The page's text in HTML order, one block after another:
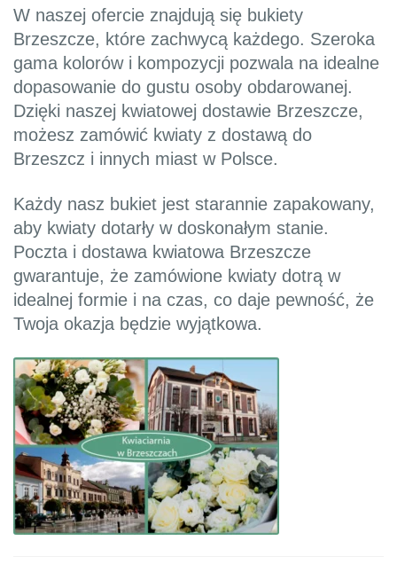
W naszej ofercie znajdują się bukiety
Brzeszcze, które zachwycą każdego. Szeroka
gama kolorów i kompozycji pozwala na idealne
dopasowanie do gustu osoby obdarowanej.
Dzięki naszej kwiatowej dostawie Brzeszcze,
możesz zamówić kwiaty z dostawą do
Brzeszcz i innych miast w Polsce.
Każdy nasz bukiet jest starannie zapakowany,
aby kwiaty dotarły w doskonałym stanie.
Poczta i dostawa kwiatowa Brzeszcze
gwarantuje, że zamówione kwiaty dotrą w
idealnej formie i na czas, co daje pewność, że
Twoja okazja będzie wyjątkowa.